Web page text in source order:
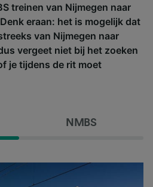
treinen van Nijmegen naar
eraan: het is mogelijk dat
van Nijmegen naar
vergeet niet bij het zoeken
je tijdens de rit moet
NMBS